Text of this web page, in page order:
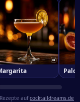
Rezepte aufcocktaildreams.de